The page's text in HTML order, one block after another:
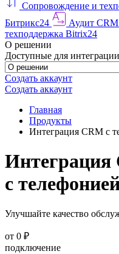
Сопровождение и
Битрикс24
Аудит CRM
техподдержка Bitrix24
О решении
Доступные для
Создать аккаунт
Создать аккаунт
Главная
Продукты
Интеграция CRM с
Интеграция
с
Улучшайте качество
от 0 ₽
подключение